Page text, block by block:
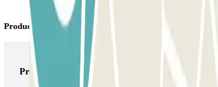
Producten van Parclick
Producten van Parclick